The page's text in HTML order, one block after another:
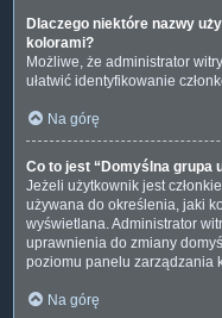
Dlaczego niektóre nazwy
kolorami?
Możliwe, że administrator
ułatwić identyfikowanie
Na górę
Co to jest “Domyślna grupa
Jeżeli użytkownik jest
używana do określenia, jaki
wyświetlana. Administrator
uprawnienia do zmiany
poziomu panelu zarządzania
Na górę